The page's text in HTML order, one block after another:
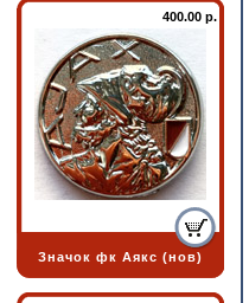
400.00 р.
Значок фк Аякс (нов)